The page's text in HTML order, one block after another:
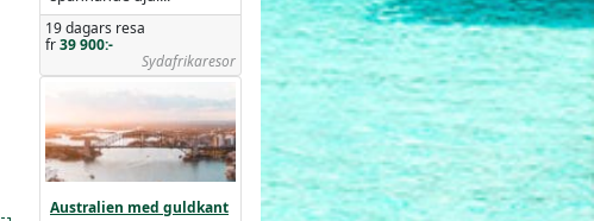
19 dagars resa
fr39 900:-
Sydafrikaresor
Australien med guldkant